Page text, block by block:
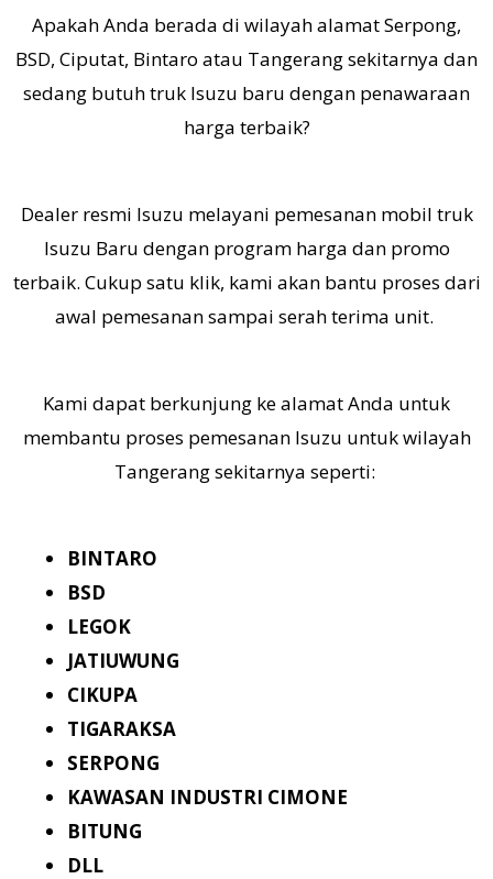
Apakah Anda berada di wilayah alamat Serpong,
BSD, Ciputat, Bintaro atau Tangerang sekitarnya dan
sedang butuh truk Isuzu baru dengan penawaraan
harga terbaik?
Dealer resmi Isuzu melayani pemesanan mobil truk
Isuzu Baru dengan program harga dan promo
terbaik. Cukup satu klik, kami akan bantu proses dari
awal pemesanan sampai serah terima unit.
Kami dapat berkunjung ke alamat Anda untuk
membantu proses pemesanan Isuzu untuk wilayah
Tangerang sekitarnya seperti:
BINTARO
BSD
LEGOK
JATIUWUNG
CIKUPA
TIGARAKSA
SERPONG
KAWASAN INDUSTRI CIMONE
BITUNG
DLL